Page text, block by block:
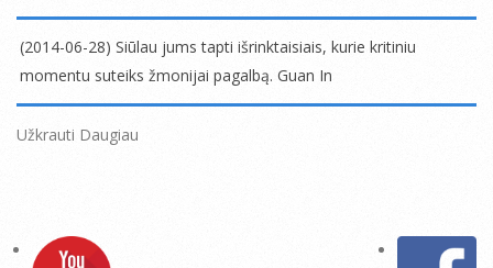
2014-
06-
29
(2014-06-28) Siūlau jums tapti išrinktaisiais, kurie kritiniu
momentu suteiks žmonijai pagalbą. Guan In
2014-
06-
Užkrauti Daugiau